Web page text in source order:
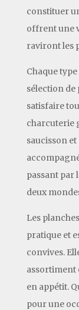
constituer
offrent une
raviront les
Chaque
sélection
satisfaire
charcuterie
saucisson
passant par
deux
Les
pratique et
convives.
assortiment
en appétit.
pour une